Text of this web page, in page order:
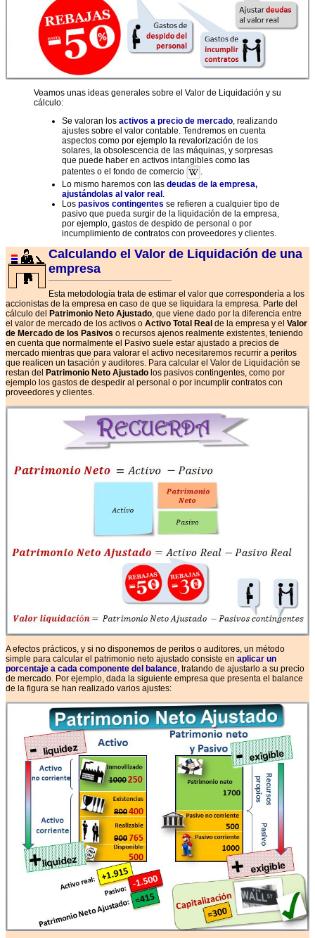
Veamos unas ideas generales sobre el Valor de Liquidación y su
cálculo:
Se valoran los activos a precio de mercado, realizando
ajustes sobre el valor contable. Tendremos en cuenta
aspectos como por ejemplo la revalorización de los
solares, la obsolescencia de las máquinas, y sorpresas
que puede haber en activos intangibles como las
patentes o el fondo de comercio
.
Lo mismo haremos con las deudas de la empresa,
ajustándolas al valor real.
Los pasivos contingentes se refieren a cualquier tipo de
pasivo que pueda surgir de la liquidación de la empresa,
por ejemplo, gastos de despido de personal o por
incumplimiento de contratos con proveedores y clientes.
Calculando el Valor de Liquidación de una
empresa
Esta metodología trata de estimar el valor que correspondería a los
accionistas de la empresa en caso de que se liquidara la empresa. Parte del
cálculo del Patrimonio Neto Ajustado, que viene dado por la diferencia entre
el valor de mercado de los activos o Activo Total Real de la empresa y el Valor
de Mercado de los Pasivos o recursos ajenos realmente existentes, teniendo
en cuenta que normalmente el Pasivo suele estar ajustado a precios de
mercado mientras que para valorar el activo necesitaremos recurrir a peritos
que realicen un tasación y auditores. Para calcular el Valor de Liquidación se
restan del Patrimonio Neto Ajustado los pasivos contingentes, como por
ejemplo los gastos de despedir al personal o por incumplir contratos con
proveedores y clientes.
A efectos prácticos, y si no disponemos de peritos o auditores, un método
simple para calcular el patrimonio neto ajustado consiste en aplicar un
porcentaje a cada componente del balance, tratando de ajustarlo a su precio
de mercado. Por ejemplo, dada la siguiente empresa que presenta el balance
de la figura se han realizado varios ajustes: